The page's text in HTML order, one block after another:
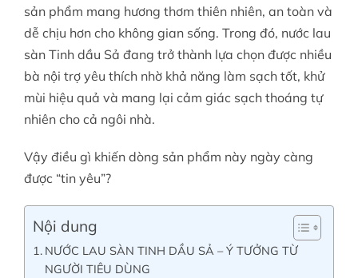
Liên hệ
sản phẩm mang hương thơm thiên nhiên, an toàn và
dễ chịu hơn cho không gian sống. Trong đó, nước lau
sàn Tinh dầu Sả đang trở thành lựa chọn được nhiều
bà nội trợ yêu thích nhờ khả năng làm sạch tốt, khử
mùi hiệu quả và mang lại cảm giác sạch thoáng tự
nhiên cho cả ngôi nhà.
Vậy điều gì khiến dòng sản phẩm này ngày càng
được “tin yêu”?
Nội dung
NƯỚC LAU SÀN TINH DẦU SẢ – Ý TƯỞNG TỪ
NGƯỜI TIÊU DÙNG